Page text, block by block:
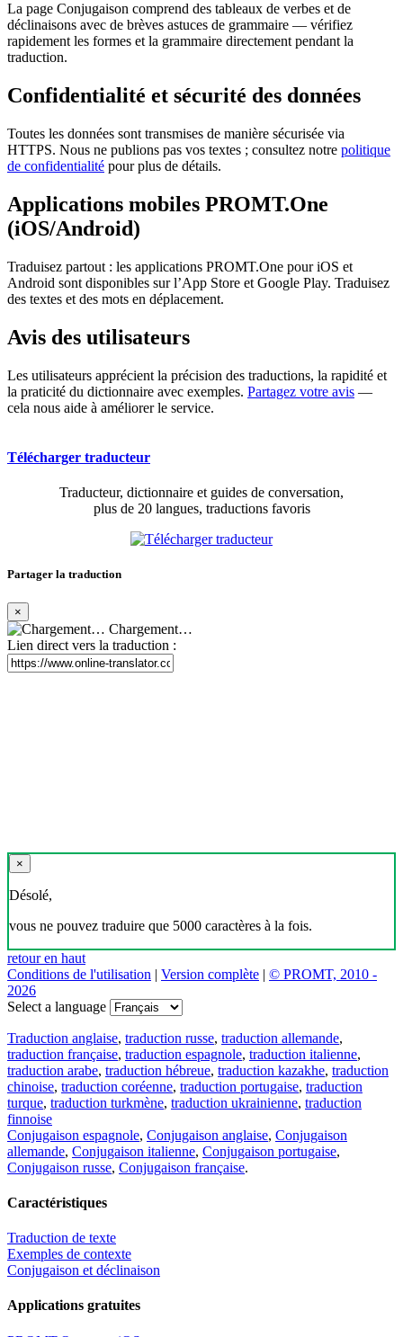
La page Conjugaison comprend des tableaux de verbes et de
déclinaisons avec de brèves astuces de grammaire — vérifiez
rapidement les formes et la grammaire directement pendant la
traduction.
Confidentialité et sécurité des données
Toutes les données sont transmises de manière sécurisée via
HTTPS. Nous ne publions pas vos textes ; consultez notre politique
de confidentialité pour plus de détails.
Applications mobiles PROMT.One
(iOS/Android)
Traduisez partout : les applications PROMT.One pour iOS et
Android sont disponibles sur l’App Store et Google Play. Traduisez
des textes et des mots en déplacement.
Avis des utilisateurs
Les utilisateurs apprécient la précision des traductions, la rapidité et
la praticité du dictionnaire avec exemples. Partagez votre avis —
cela nous aide à améliorer le service.
Télécharger traducteur
Traducteur, dictionnaire et guides de conversation,
plus de 20 langues, traductions favoris
Partager la traduction
×
Chargement…
Lien direct vers la traduction :
×
Désolé,
vous ne pouvez traduire que 5000 caractères à la fois.
retour en haut
Conditions de l'utilisation | Version complète | © PROMT, 2010 -
2026
Select a language
Traduction anglaise, traduction russe, traduction allemande,
traduction française, traduction espagnole, traduction italienne,
traduction arabe, traduction hébreue, traduction kazakhe, traduction
chinoise, traduction coréenne, traduction portugaise, traduction
turque, traduction turkmène, traduction ukrainienne, traduction
finnoise
Conjugaison espagnole, Conjugaison anglaise, Conjugaison
allemande, Conjugaison italienne, Conjugaison portugaise,
Conjugaison russe, Conjugaison française.
Caractéristiques
Traduction de texte
Exemples de contexte
Conjugaison et déclinaison
Applications gratuites